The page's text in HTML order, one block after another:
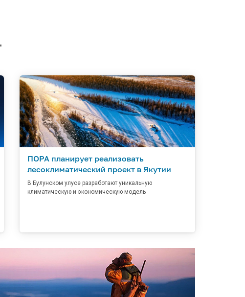
ПОРА планирует реализовать
лесоклиматический проект в Якутии
В Булунском улусе разработают уникальную
климатическую и экономическую модель